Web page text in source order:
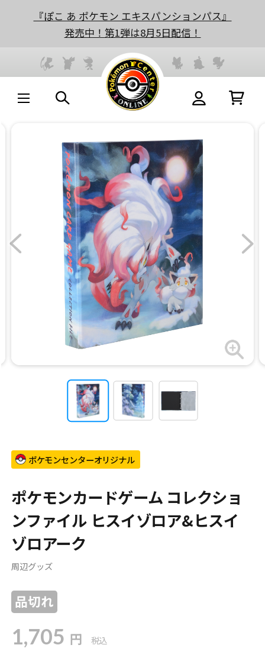
『ぽこ あ ポケモン エキスパンションパス』
発売中！第1弾は8月5日配信！
ポケモンセンターオリジナル
ポケモンカードゲーム コレクショ
ンファイル ヒスイゾロア&ヒスイ
ゾロアーク
周辺グッズ
品切れ
1,705 円 税込